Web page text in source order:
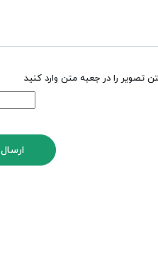
تصویر را در جعبه متن وارد کنید
ارسال